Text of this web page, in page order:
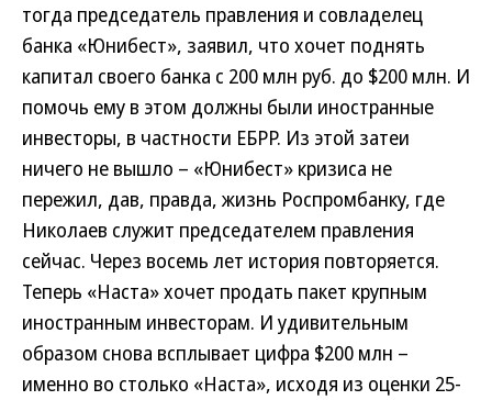
тогда председатель правления и совладелец
банка «Юнибест», заявил, что хочет поднять
капитал своего банка с 200 млн руб. до $200 млн. И
помочь ему в этом должны были иностранные
инвесторы, в частности ЕБРР. Из этой затеи
ничего не вышло – «Юнибест» кризиса не
пережил, дав, правда, жизнь Роспромбанку, где
Николаев служит председателем правления
сейчас. Через восемь лет история повторяется.
Теперь «Наста» хочет продать пакет крупным
иностранным инвесторам. И удивительным
образом снова всплывает цифра $200 млн –
именно во столько «Наста», исходя из оценки 25-